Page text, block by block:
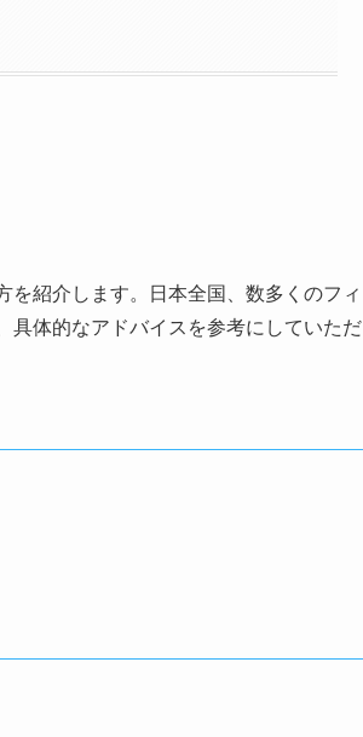
紹介します。日本全国、数多くのフィ
具体的なアドバイスを参考にしていただ